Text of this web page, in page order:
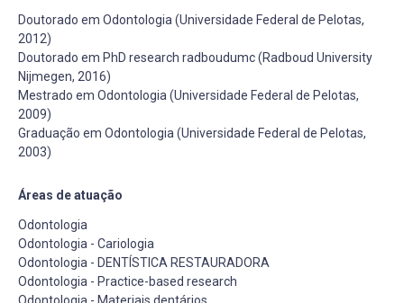
Doutorado em Odontologia (Universidade Federal de Pelotas,
2012)
Doutorado em PhD research radboudumc (Radboud University
Nijmegen, 2016)
Mestrado em Odontologia (Universidade Federal de Pelotas,
2009)
Graduação em Odontologia (Universidade Federal de Pelotas,
2003)
Áreas de atuação
Odontologia
Odontologia - Cariologia
Odontologia - DENTÍSTICA RESTAURADORA
Odontologia - Practice-based research
Odontologia - Materiais dentários